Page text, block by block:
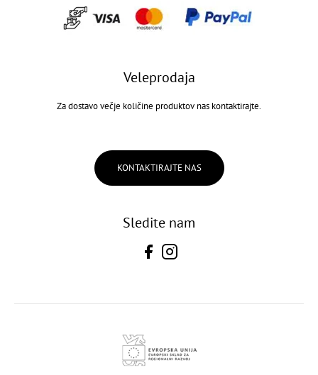
Veleprodaja
Za dostavo večje količine produktov nas kontaktirajte.
KONTAKTIRAJTE NAS
Sledite nam